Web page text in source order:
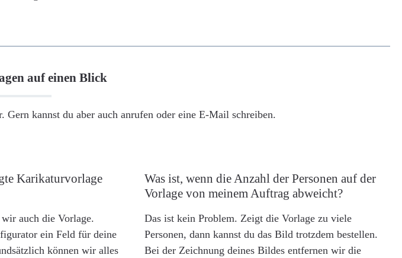
auf einen Blick
kannst du aber auch anrufen oder eine E-Mail schreiben.
Karikaturvorlage
auch die Vorlage.
ein Feld für deine
können wir alles
Was ist, wenn die Anzahl der Personen auf der
Vorlage von meinem Auftrag abweicht?
Das ist kein Problem. Zeigt die Vorlage zu viele
Personen, dann kannst du das Bild trotzdem bestellen.
Bei der Zeichnung deines Bildes entfernen wir die